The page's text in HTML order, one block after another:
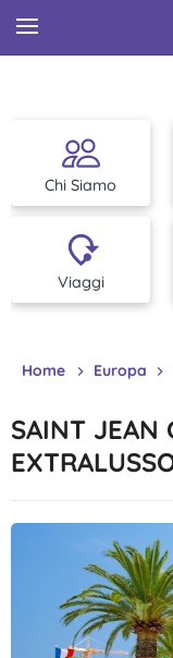
Chi Siamo
Viaggi
Home Europa
SAINT JEAN